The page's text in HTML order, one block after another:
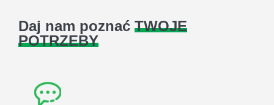
Daj nam poznać TWOJE
POTRZEBY